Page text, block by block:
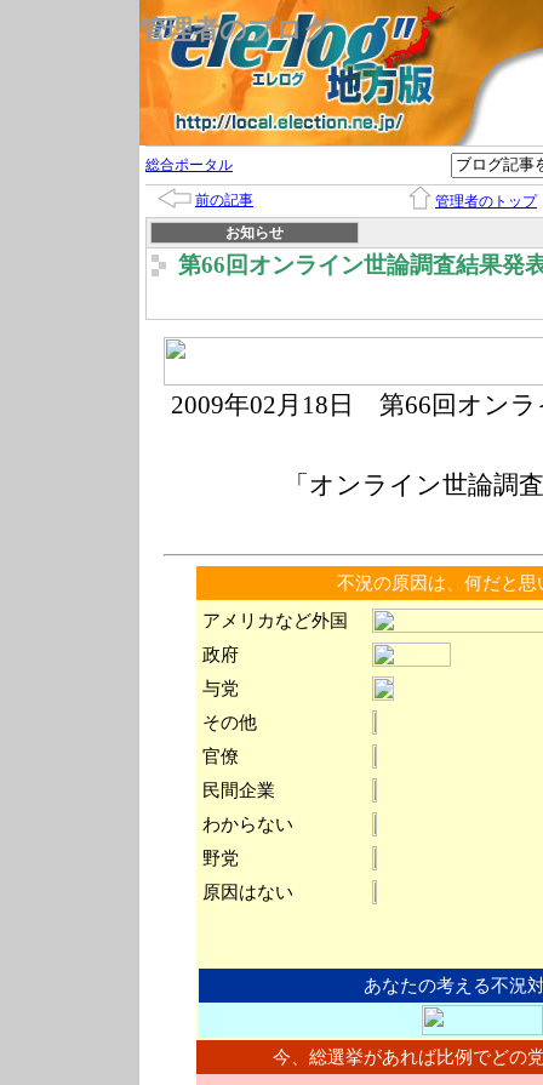
管理者のブログ
総合ポータル
前の記事
管理者のトップ
お知らせ
第66回オンライン世論調査結果発
2009年02月18 日 第66回オンラ
「オンライン世論
不況の原因は、何だと思
アメリカなど外国
政府
与党
その他
官僚
民間企業
わからない
野党
原因はない
あなたの考える不況
今、総選挙があれば比例でどの